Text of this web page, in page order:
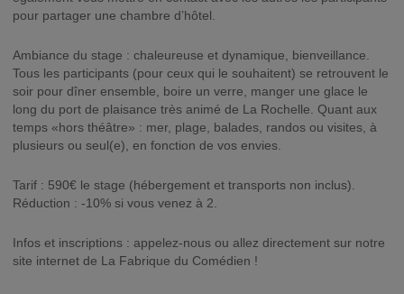
pour partager une chambre d’hôtel.
Ambiance du stage : chaleureuse et dynamique, bienveillance.
Tous les participants (pour ceux qui le souhaitent) se retrouvent le
soir pour dîner ensemble, boire un verre, manger une glace le
long du port de plaisance très animé de La Rochelle. Quant aux
temps «hors théâtre» : mer, plage, balades, randos ou visites, à
plusieurs ou seul(e), en fonction de vos envies.
Tarif : 590€ le stage (hébergement et transports non inclus).
Réduction : -10% si vous venez à 2.
Infos et inscriptions : appelez-nous ou allez directement sur notre
site internet de La Fabrique du Comédien !